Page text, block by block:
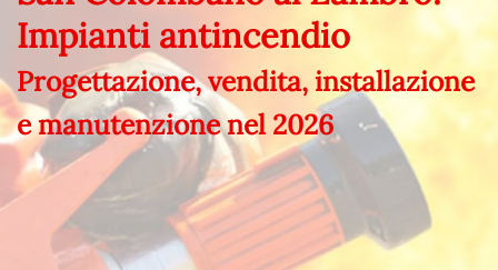
Impianti antincendio
Progettazione, vendita, installazione
e manutenzione nel 2026